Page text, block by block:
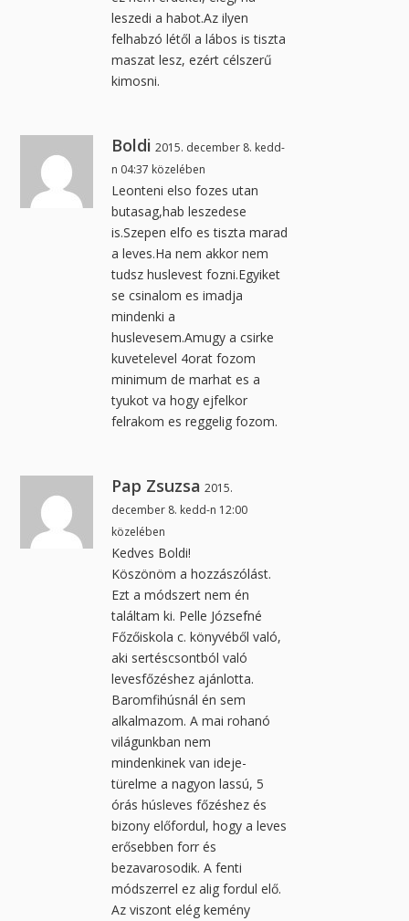
leszedi a habot.Az ilyen
felhabzó létől a lábos is tiszta
maszat lesz, ezért célszerű
kimosni.
Boldi 2015. december 8. kedd-
n 04:37 közelében
Leonteni elso fozes utan
butasag,hab leszedese
is.Szepen elfo es tiszta marad
a leves.Ha nem akkor nem
tudsz huslevest fozni.Egyiket
se csinalom es imadja
mindenki a
huslevesem.Amugy a csirke
kuvetelevel 4orat fozom
minimum de marhat es a
tyukot va hogy ejfelkor
felrakom es reggelig fozom.
Pap Zsuzsa 2015.
december 8. kedd-n 12:00
közelében
Kedves Boldi!
Köszönöm a hozzászólást.
Ezt a módszert nem én
találtam ki. Pelle Józsefné
Főzőiskola c. könyvéből való,
aki sertéscsontból való
levesfőzéshez ajánlotta.
Baromfihúsnál én sem
alkalmazom. A mai rohanó
világunkban nem
mindenkinek van ideje-
türelme a nagyon lassú, 5
órás húsleves főzéshez és
bizony előfordul, hogy a leves
erősebben forr és
bezavarosodik. A fenti
módszerrel ez alig fordul elő.
Az viszont elég kemény